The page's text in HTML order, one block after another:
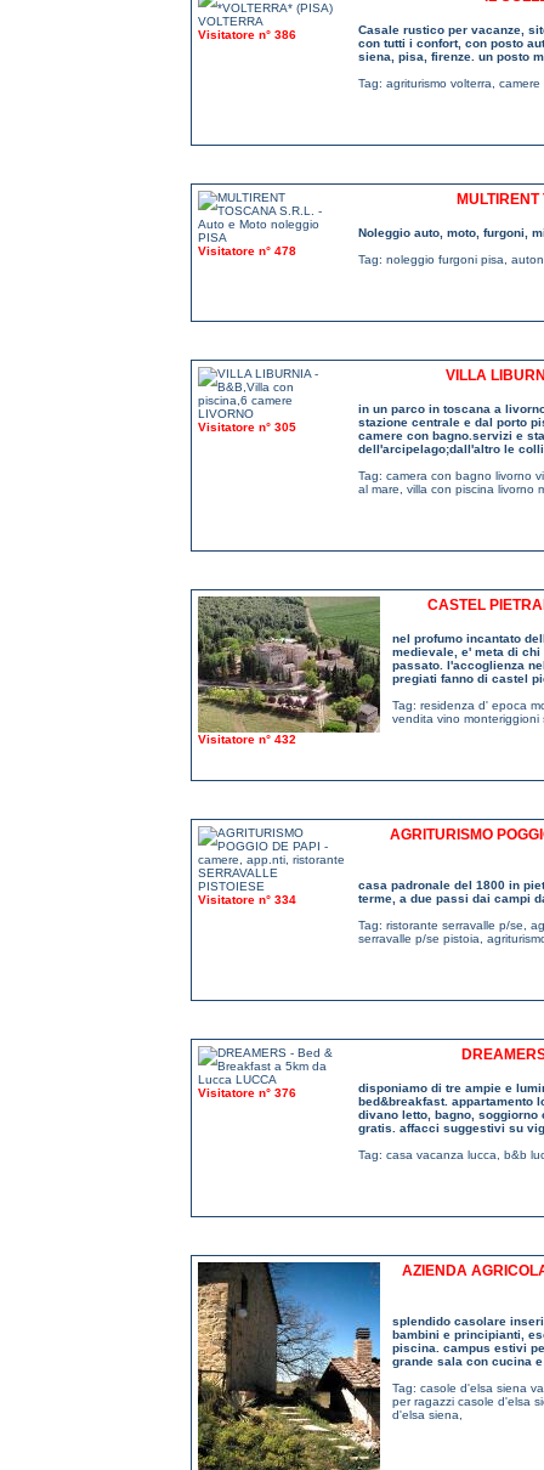
Visitatore n° 386
Casale rustico per vacanze,
con tutti i confort, con posto
siena, pisa, firenze. un posto
Tag: agriturismo volterra camere
Visitatore n° 478
Noleggio auto, moto, furgoni,
Tag: noleggio furgoni pisa
Visitatore n° 305
VILLA
in un parco in toscana a
stazione centrale e dal porto
camere con bagno.servizi e
dell'arcipelago;dall'altro le
Tag: camera con bagno livorno
al mare
villa con piscina livorno
Visitatore n° 432
CASTEL
nel profumo incantato
medievale, e' meta di
passato. l'accoglienza
pregiati fanno di castel
Tag: residenza d' epoca
vendita vino monteriggioni
Visitatore n° 334
AGRITURISMO
casa padronale del 1800 in
terme, a due passi dai campi
Tag: ristorante serravalle p/se
serravalle p/se pistoia
Visitatore n° 376
disponiamo di tre ampie e
bed&breakfast. appartamento
divano letto, bagno,
gratis. affacci suggestivi su
Tag: casa vacanza lucca b&b
AZIENDA
splendido casolare
bambini e principianti,
piscina. campus estivi
grande sala con cucina
Tag: casole d'elsa siena
per ragazzi casole d'elsa
d'elsa siena